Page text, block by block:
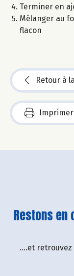
Terminer en
Mélanger au
flacon
Retour à
Restons
....et